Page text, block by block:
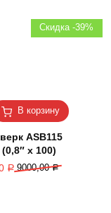
В корзину
Скидка -39%
ASB115
х 100)
9000,00Р
Р